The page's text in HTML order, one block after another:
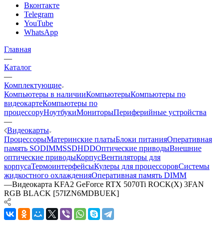
Вконтакте
Telegram
YouTube
WhatsApp
Главная
—
Каталог
—
Комплектующие
Компьютеры в наличииКомпьютерыКомпьютеры по
видеокартеКомпьютеры по
процессоруНоутбукиМониторыПериферийные устройства
—
Видеокарты
ПроцессорыМатеринские платыБлоки питанияОперативная
память SODIMMSSDHDDОптические приводыВнешние
оптические приводыКорпусВентиляторы для
корпусаТермоинтерфейсыКулеры для процессоровСистемы
жидкостного охлажденияОперативная память DIMM
—Видеокарта KFA2 GeForce RTX 5070Ti ROCK(X) 3FAN
RGB BLACK [57IZN6MDBUEK]